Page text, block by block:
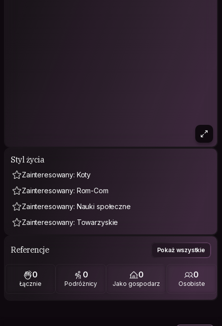
Styl życia
Zainteresowany: Koty
Zainteresowany: Rom-Com
Zainteresowany: Nauki społeczne
Zainteresowany: Towarzyskie
Referencje Pokaż wszystkie
0
Łącznie
0
Podróżnicy
0
Jako gospodarz
0
Osobiste